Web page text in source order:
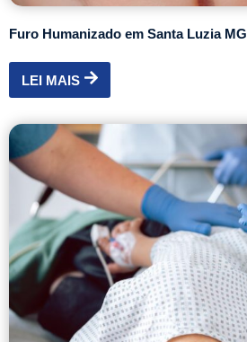
Furo Humanizado em Santa Luzia MG
LEI MAIS